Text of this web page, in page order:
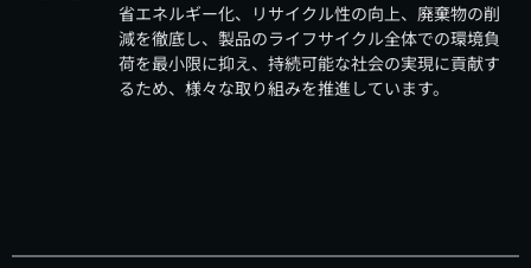
省エネルギー化、リサイクル性の向上、廃棄物の削
減を徹底し、製品のライフサイクル全体での環境負
荷を最小限に抑え、持続可能な社会の実現に貢献す
るため、様々な取り組みを推進しています。